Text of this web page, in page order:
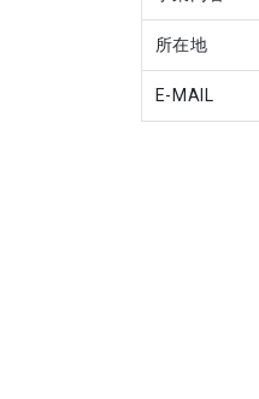
所在地
E-MAIL